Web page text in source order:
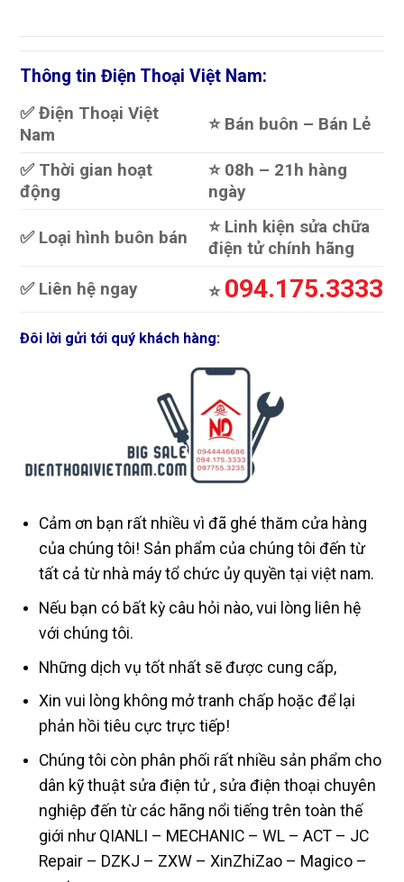
Thông tin Điện Thoại Việt Nam:
✅ Điện Thoại Việt
Nam
⭐️ Bán buôn – Bán Lẻ
✅ Thời gian hoạt
động
⭐️ 08h – 21h hàng
ngày
✅ Loại hình buôn bán
⭐️ Linh kiện sửa chữa
điện tử chính hãng
✅ Liên hệ ngay
⭐️ 094.175.3333
Đôi lời gửi tới quý khách hàng:
Cảm ơn bạn rất nhiều vì đã ghé thăm cửa hàng
của chúng tôi! Sản phẩm của chúng tôi đến từ
tất cả từ nhà máy tổ chức ủy quyền tại việt nam.
Nếu bạn có bất kỳ câu hỏi nào, vui lòng liên hệ
với chúng tôi.
Những dịch vụ tốt nhất sẽ được cung cấp,
Xin vui lòng không mở tranh chấp hoặc để lại
phản hồi tiêu cực trực tiếp!
Chúng tôi còn phân phối rất nhiều sản phẩm cho
dân kỹ thuật sửa điện tử , sửa điện thoại chuyên
nghiệp đến từ các hãng nổi tiếng trên toàn thế
giới như QIANLI – MECHANIC – WL – ACT – JC
Repair – DZKJ – ZXW – XinZhiZao – Magico –